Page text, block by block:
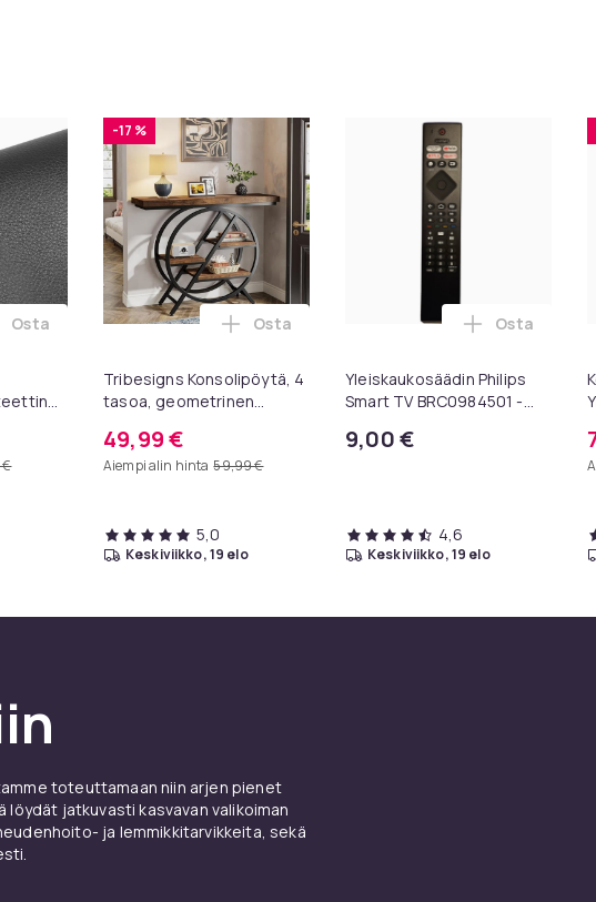
ostoskoriin
€
Lisää Itseliimautuva korjauspaikka synteettinen nahka 50x138 cm Black
Osta
-17 %
Tribesigns Konsolipöytä, 4
tasoa, geometrinen
cm, eteispöytä, sivupöytä,
sohvapöytä
49,99 €
Aiempi alin hinta 59,99 €
Lisää Tribesigns Konsolipöytä, 4 tasoa,
Osta
5,0
keskiviikko, 19 elo
Yleiskaukosäädin Philips
Smart TV BRC0984501 -
9,00 €
Lisää
Osta
4,6
keskiviikko, 19 elo
toteuttamaan niin arjen pienet
löydät jatkuvasti kasvavan valikoiman
ja lemmikkitarvikkeita, sekä